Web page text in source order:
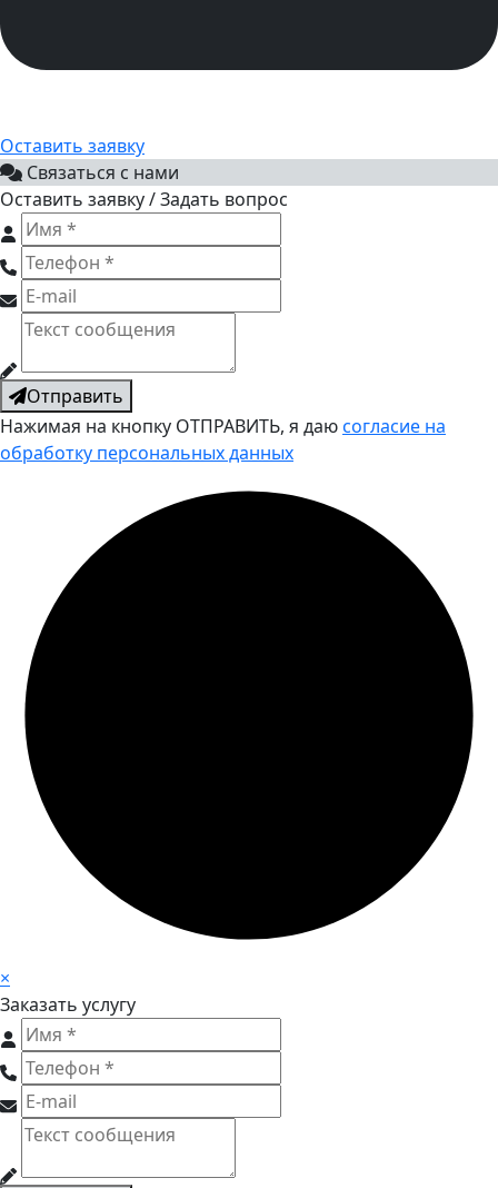
Оставить заявку
Связаться с нами
Оставить заявку / Задать вопрос
Отправить
Нажимая на кнопку ОТПРАВИТЬ, я даюсогласие на
обработку персональных данных
×
Заказать услугу